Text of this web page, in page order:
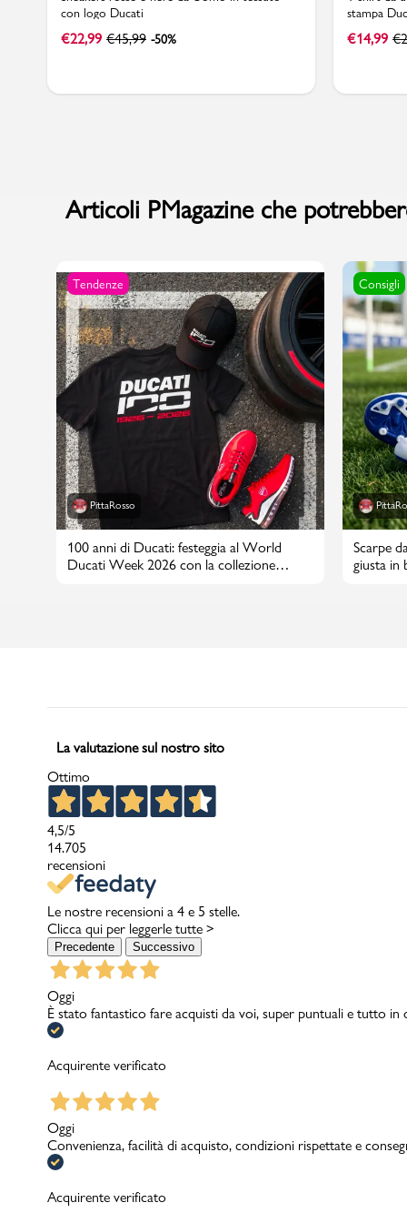
con logo Ducati
€22,99 €45,99 -50%
stampa
€14,99 €
Articoli PMagazine che
Tendenze
PittaRosso
100 anni di Ducati: festeggia al World
Ducati Week 2026 con la collezione
Consigli
Scarpe
giusta in
La valutazione sul nostro sito
Ottimo
4,5/5
14.705
recensioni
Le nostre recensioni a 4 e 5 stelle.
Clicca qui per leggerle tutte >
Precedente Successivo
Oggi
È stato fantastico fare acquisti da voi, super puntuali e tutto
Acquirente verificato
Oggi
Convenienza, facilità di acquisto, condizioni rispettate e
Acquirente verificato